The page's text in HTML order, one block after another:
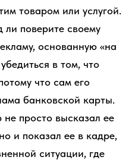
товаром или услугой.
поверите своему
основанную «на
в том, что
что сам его
банковской карты.
просто высказал ее
и показал ее в кадре,
ситуации, где